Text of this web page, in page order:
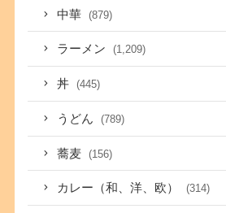
中華 (879)
ラーメン (1,209)
丼 (445)
うどん (789)
蕎麦 (156)
カレー（和、洋、欧） (314)